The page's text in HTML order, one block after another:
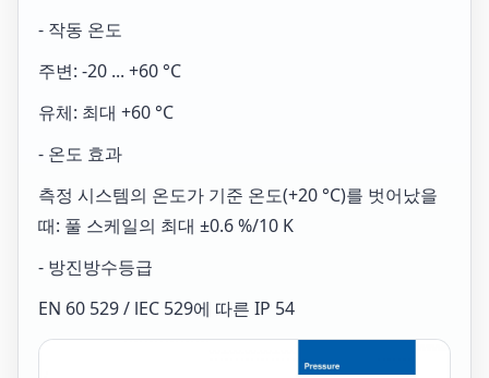
- 작동 온도
주변: -20 ... +60 °C
유체: 최대 +60 °C
- 온도 효과
측정 시스템의 온도가 기준 온도(+20 °C)를 벗어났을
때: 풀 스케일의 최대 ±0.6 %/10 K
- 방진방수등급
EN 60 529 / lEC 529에 따른 IP 54